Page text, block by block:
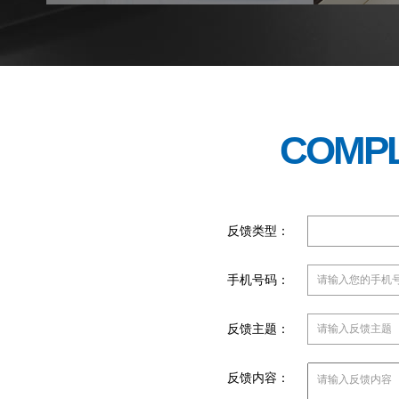
反馈类型：
手机号码：
反馈主题：
反馈内容：